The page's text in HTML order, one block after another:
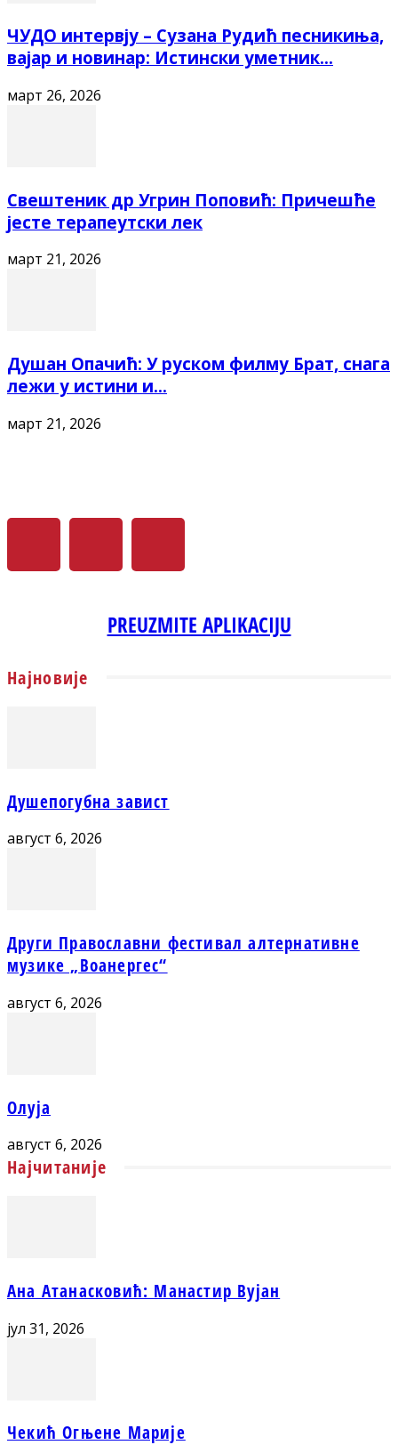
ЧУДО интервју – Сузана Рудић песникиња,
вајар и новинар: Истински уметник...
март 26, 2026
Свештеник др Угрин Поповић: Причешће
јесте терапеутски лек
март 21, 2026
Душан Опачић: У руском филму Брат, снага
лежи у истини и...
март 21, 2026
PREUZMITE APLIKACIJU
Најновије
Душепогубна завист
август 6, 2026
Други Православни фестивал алтернативне
музике „Воанергес“
август 6, 2026
Олуја
август 6, 2026
Најчитаније
Ана Атанасковић: Манастир Вујан
јул 31, 2026
Чекић Огњене Марије